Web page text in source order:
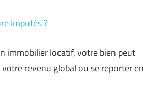
imputés ?
immobilier locatif, votre bien peut
revenu global ou se reporter en